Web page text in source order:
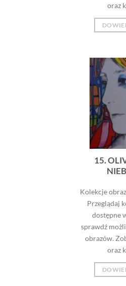
oraz
15.
Kolekcje
Przeglądaj
dostępne
sprawdź
obrazów.
oraz